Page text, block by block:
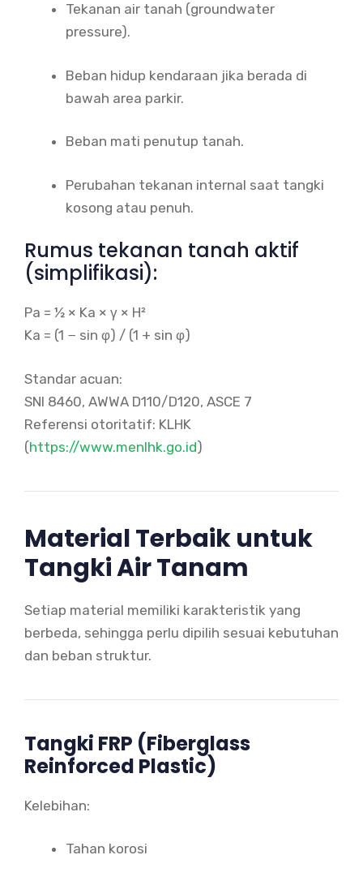
Tekanan air tanah (groundwater
pressure).
Beban hidup kendaraan jika berada di
bawah area parkir.
Beban mati penutup tanah.
Perubahan tekanan internal saat tangki
kosong atau penuh.
Rumus tekanan tanah aktif
(simplifikasi):
Pa = ½ × Ka × γ × H²
Ka = (1 − sin φ) / (1 + sin φ)
Standar acuan:
SNI 8460, AWWA D110/D120, ASCE 7
Referensi otoritatif: KLHK
(https://www.menlhk.go.id)
Material Terbaik untuk
Tangki Air Tanam
Setiap material memiliki karakteristik yang
berbeda, sehingga perlu dipilih sesuai kebutuhan
dan beban struktur.
Tangki FRP (Fiberglass
Reinforced Plastic)
Kelebihan:
Tahan korosi